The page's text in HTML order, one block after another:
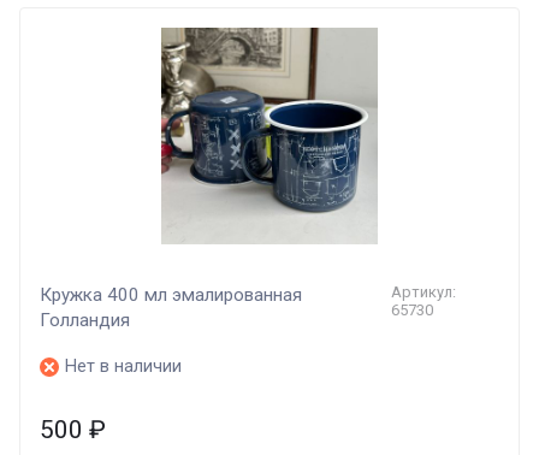
Кружка 400 мл эмалированная
Голландия
Артикул:
65730
Нет в наличии
500 ₽